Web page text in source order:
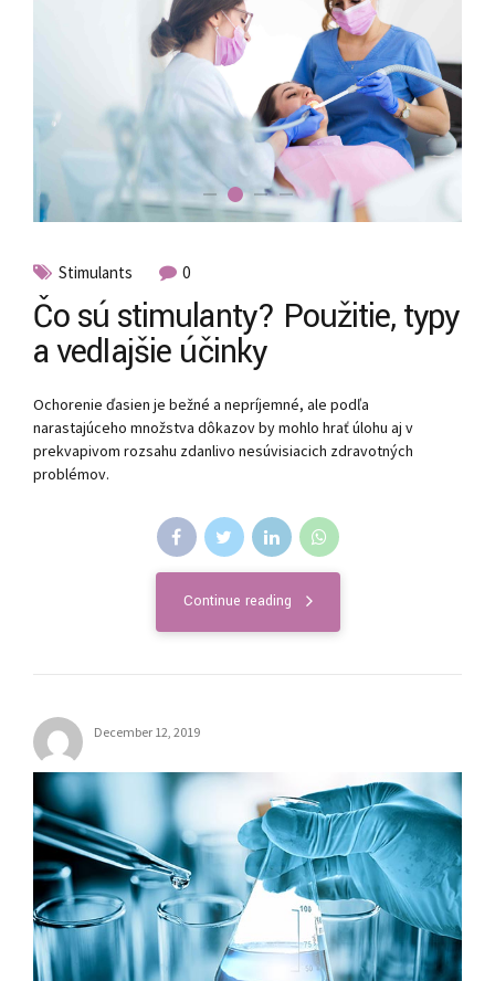
Stimulants 0
Čo sú stimulanty? Použitie, typy
a vedľajšie účinky
Ochorenie ďasien je bežné a nepríjemné, ale podľa
narastajúceho množstva dôkazov by mohlo hrať úlohu aj v
prekvapivom rozsahu zdanlivo nesúvisiacich zdravotných
problémov.
Continue reading
December 12, 2019